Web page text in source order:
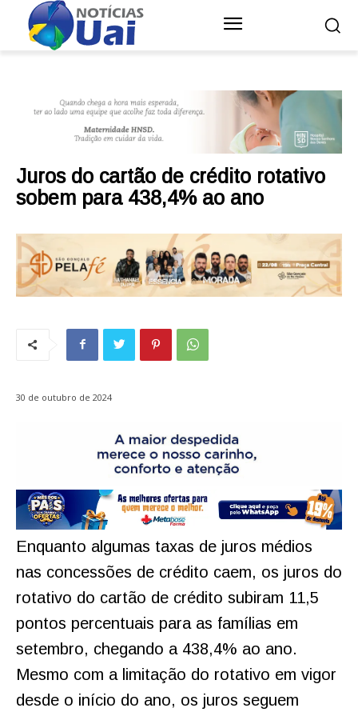
Juros do cartão de crédito rotativo
sobem para 438,4% ao ano
30 de outubro de 2024
Enquanto algumas taxas de juros médios
nas concessões de crédito caem, os juros do
rotativo do cartão de crédito subiram 11,5
pontos percentuais para as famílias em
setembro, chegando a 438,4% ao ano.
Mesmo com a limitação do rotativo em vigor
desde o início do ano, os juros seguem